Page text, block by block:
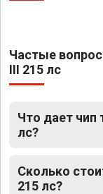
Частые
III 215 лс
Что дает чип
лс?
Сколько
215 лс?